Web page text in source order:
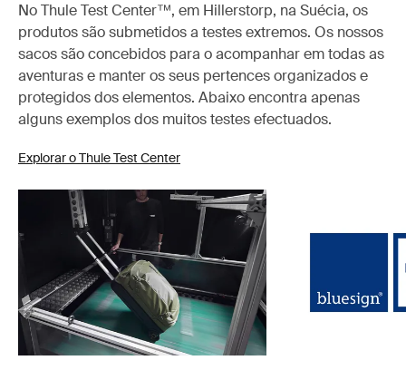
No Thule Test Center™, em Hillerstorp, na Suécia, os
produtos são submetidos a testes extremos. Os nossos
sacos são concebidos para o acompanhar em todas as
aventuras e manter os seus pertences organizados e
protegidos dos elementos. Abaixo encontra apenas
alguns exemplos dos muitos testes efectuados.
Explorar o Thule Test Center